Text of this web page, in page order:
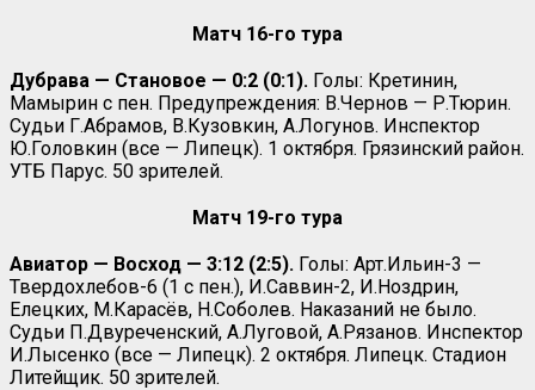
Матч 16-го тура
Дубрава — Становое — 0:2 (0:1). Голы: Кретинин,
Мамырин с пен. Предупреждения: В.Чернов — Р.Тюрин.
Судьи Г.Абрамов, В.Кузовкин, А.Логунов. Инспектор
Ю.Головкин (все — Липецк). 1 октября. Грязинский район.
УТБ Парус. 50 зрителей.
Матч 19-го тура
Авиатор — Восход — 3:12 (2:5). Голы: Арт.Ильин-3 —
Твердохлебов-6 (1 с пен.), И.Саввин-2, И.Ноздрин,
Елецких, М.Карасёв, Н.Соболев. Наказаний не было.
Судьи П.Двуреченский, А.Луговой, А.Рязанов. Инспектор
И.Лысенко (все — Липецк). 2 октября. Липецк. Стадион
Литейщик. 50 зрителей.